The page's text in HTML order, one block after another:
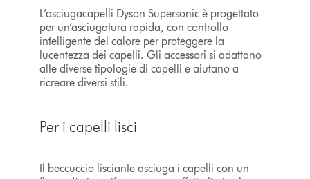
L’asciugacapelli Dyson Supersonic è progettato
per un’asciugatura rapida, con controllo
intelligente del calore per proteggere la
lucentezza dei capelli. Gli accessori si adattano
alle diverse tipologie di capelli e aiutano a
ricreare diversi stili.
Per i capelli lisci
Il beccuccio lisciante asciuga i capelli con un